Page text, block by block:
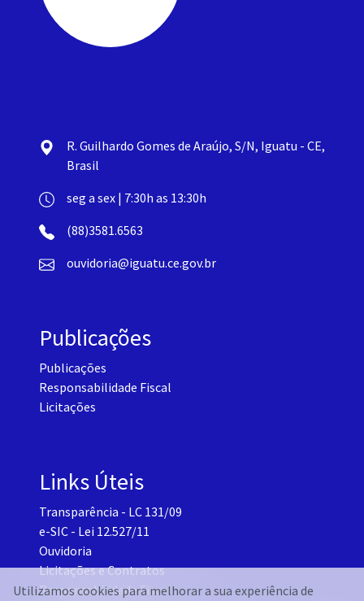
R. Guilhardo Gomes de Araújo, S/N, Iguatu - CE,
Brasil
seg a sex | 7:30h as 13:30h
(88)3581.6563
ouvidoria@iguatu.ce.gov.br
Publicações
Publicações
Responsabilidade Fiscal
Licitações
Links Úteis
Transparência - LC 131/09
e-SIC - Lei 12.527/11
Ouvidoria
Licitações e Contratos
Responsabilidade Fiscal
Utilizamos cookies para melhorar a sua experiência de